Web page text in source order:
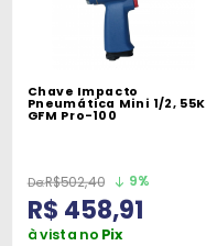
Chave Impacto
Pneumática Mini 1/2, 55K
GFM Pro-100
R$502,40 9%
R$ 458,91
à vista no Pix